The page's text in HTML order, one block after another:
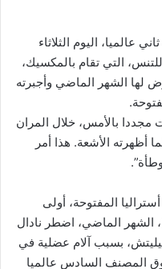
عالميا، اليوم الثلاثاء
التي تقام بالمكسيك،
لها الشهر الماضي وأجبرته
بالأمس، خلال المران
أظهرته الأشعة. هذا أمر
المفتوحة، أولى
الشهر الماضي، اضطر نادال
بسبب آلام عضلية في
المصنف السادس عالميا